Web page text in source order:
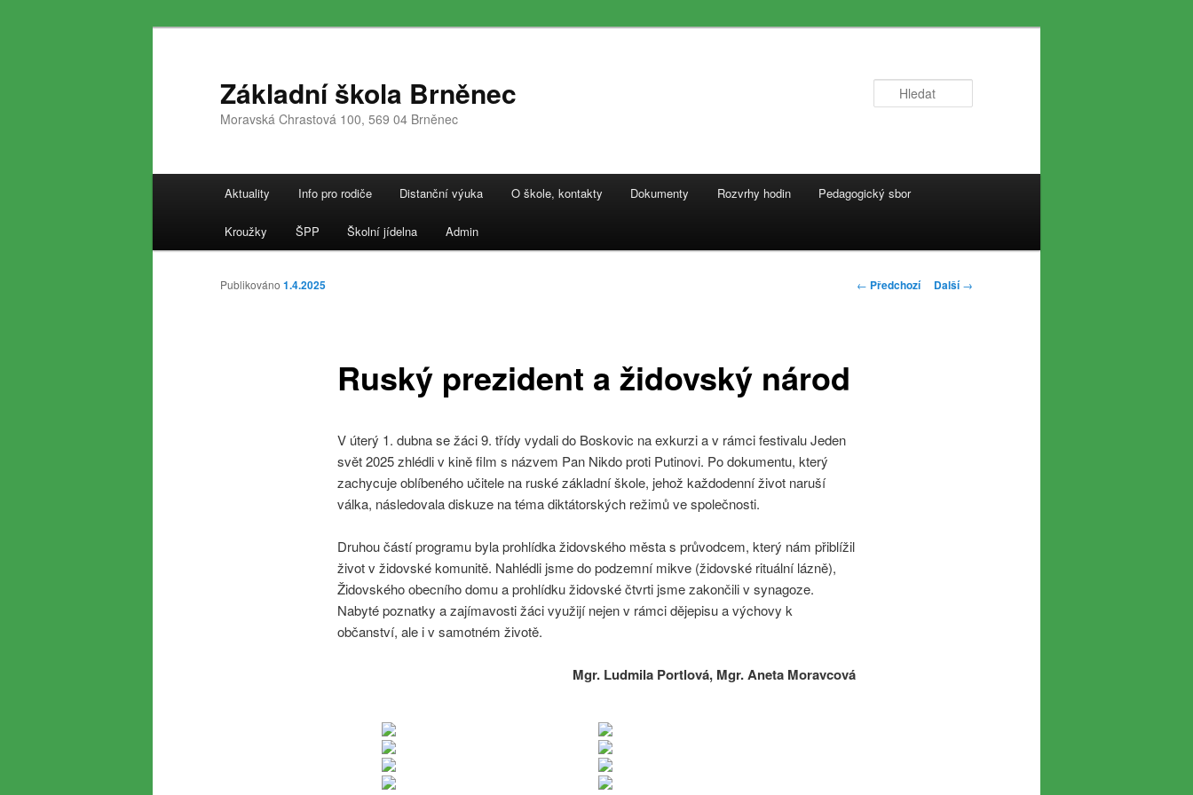
Základní škola Brněnec
Moravská Chrastová 100, 569 04 Brněnec
Aktuality Info pro rodiče Distanční výuka O škole, kontakty Dokumenty Rozvrhy hodin Pedagogický sbor
Kroužky ŠPP Školní jídelna Admin
Navigace
← Předchozí Další→
Ruský prezident a židovský národ
Publikováno 1.4.2025
V úterý 1. dubna se žáci 9. třídy vydali do Boskovic na exkurzi a v rámci festivalu Jeden
svět 2025 zhlédli v kině film s názvem Pan Nikdo proti Putinovi. Po dokumentu, který
zachycuje oblíbeného učitele na ruské základní škole, jehož každodenní život naruší
válka, následovala diskuze na téma diktátorských režimů ve společnosti.
Druhou částí programu byla prohlídka židovského města s průvodcem, který nám přiblížil
život v židovské komunitě. Nahlédli jsme do podzemní mikve (židovské rituální lázně),
Židovského obecního domu a prohlídku židovské čtvrti jsme zakončili v synagoze.
Nabyté poznatky a zajímavosti žáci využijí nejen v rámci dějepisu a výchovy k
občanství, ale i v samotném životě.
Mgr. Ludmila Portlová, Mgr. Aneta Moravcová